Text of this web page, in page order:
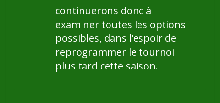
continuerons donc à
examiner toutes les options
possibles, dans l’espoir de
reprogrammer le tournoi
plus tard cette saison.